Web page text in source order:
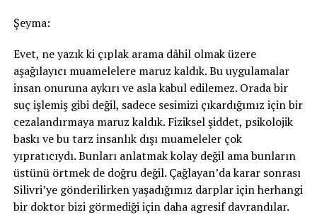
Şeyma:
Evet, ne yazık ki çıplak arama dâhil olmak üzere
aşağılayıcı muamelelere maruz kaldık. Bu uygulamalar
insan onuruna aykırı ve asla kabul edilemez. Orada bir
suç işlemiş gibi değil, sadece sesimizi çıkardığımız için bir
cezalandırmaya maruz kaldık. Fiziksel şiddet, psikolojik
baskı ve bu tarz insanlık dışı muameleler çok
yıpratıcıydı. Bunları anlatmak kolay değil ama bunların
üstünü örtmek de doğru değil. Çağlayan’da karar sonrası
Silivri’ye gönderilirken yaşadığımız darplar için herhangi
bir doktor bizi görmediği için daha agresif davrandılar.